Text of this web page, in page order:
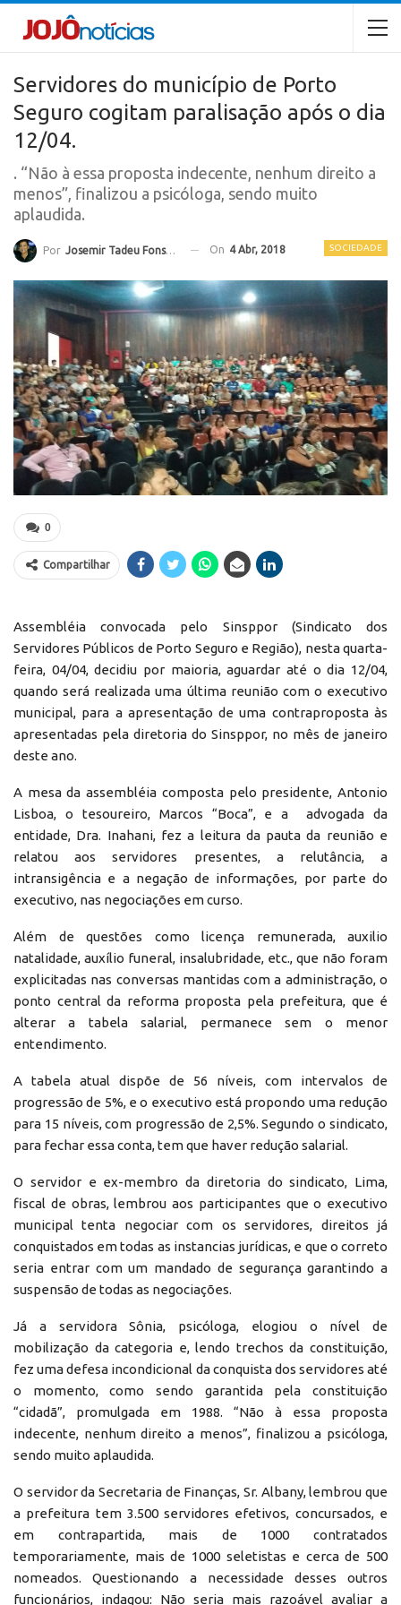
Servidores do município de Porto
Seguro cogitam paralisação após o dia
12/04.
. “Não à essa proposta indecente, nenhum direito a
menos”, finalizou a psicóloga, sendo muito
aplaudida.
SOCIEDADE
Por Josemir Tadeu Fonseca On 4 Abr, 2018
0
Compartilhar
Assembléia convocada pelo Sinsppor (Sindicato dos
Servidores Públicos de Porto Seguro e Região), nesta quarta-
feira, 04/04, decidiu por maioria, aguardar até o dia 12/04,
quando será realizada uma última reunião com o executivo
municipal, para a apresentação de uma contraproposta às
apresentadas pela diretoria do Sinsppor, no mês de janeiro
deste ano.
A mesa da assembléia composta pelo presidente, Antonio
Lisboa, o tesoureiro, Marcos “Boca”, e a advogada da
entidade, Dra. Inahani, fez a leitura da pauta da reunião e
relatou aos servidores presentes, a relutância, a
intransigência e a negação de informações, por parte do
executivo, nas negociações em curso.
Além de questões como licença remunerada, auxilio
natalidade, auxílio funeral, insalubridade, etc., que não foram
explicitadas nas conversas mantidas com a administração, o
ponto central da reforma proposta pela prefeitura, que é
alterar a tabela salarial, permanece sem o menor
entendimento.
A tabela atual dispõe de 56 níveis, com intervalos de
progressão de 5%, e o executivo está propondo uma redução
para 15 níveis, com progressão de 2,5%. Segundo o sindicato,
para fechar essa conta, tem que haver redução salarial.
O servidor e ex-membro da diretoria do sindicato, Lima,
fiscal de obras, lembrou aos participantes que o executivo
municipal tenta negociar com os servidores, direitos já
conquistados em todas as instancias jurídicas, e que o correto
seria entrar com um mandado de segurança garantindo a
suspensão de todas as negociações.
Já a servidora Sônia, psicóloga, elogiou o nível de
mobilização da categoria e, lendo trechos da constituição,
fez uma defesa incondicional da conquista dos servidores até
o momento, como sendo garantida pela constituição
“cidadã”, promulgada em 1988. “Não à essa proposta
indecente, nenhum direito a menos”, finalizou a psicóloga,
sendo muito aplaudida.
O servidor da Secretaria de Finanças, Sr. Albany, lembrou que
a prefeitura tem 3.500 servidores efetivos, concursados, e
em contrapartida, mais de 1000 contratados
temporariamente, mais de 1000 seletistas e cerca de 500
nomeados. Questionando a necessidade desses outros
funcionários, indagou: Não seria mais razoável avaliar a